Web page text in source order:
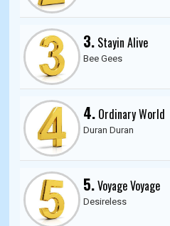
3. Stayin Alive
Bee Gees
4. Ordinary World
Duran Duran
5.Voyage Voyage
Desireless